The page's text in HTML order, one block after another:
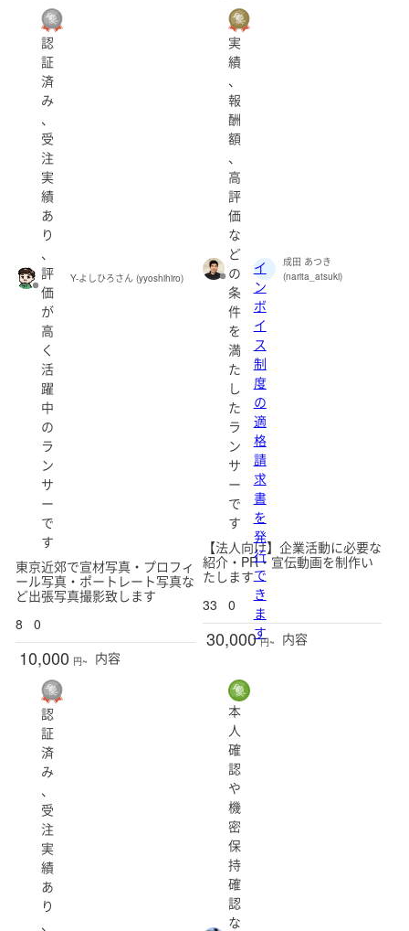
認
証
済
み
、
受
注
実
績
あ
り
、
評
価
が
高
く
活
躍
中
の
ラ
ン
サ
ー
で
す
Y-よしひろさん (yyoshihiro)
東京近郊で宣材写真・プロフィ
ール写真・ポートレート写真な
ど出張写真撮影致します
8
0
10,000 円~ 内容
実
績
、
報
酬
額
、
高
評
価
な
ど
の
条
件
を
満
た
し
た
ラ
ン
サ
ー
で
す
イ
ン
ボ
イ
ス
制
度
の
適
格
請
求
書
を
発
行
で
き
ま
す
成田 あつき
(narita_atsuki)
【法人向け】企業活動に必要な
紹介・PR・宣伝動画を制作い
たします
33
0
30,000 円~ 内容
認
証
済
み
、
受
注
実
績
あ
り
、
本
人
確
認
や
機
密
保
持
確
認
な